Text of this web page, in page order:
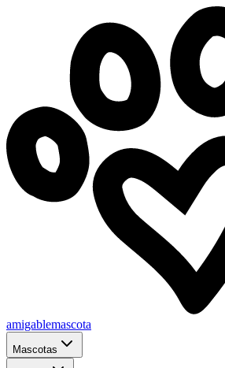
amigablemascota
Mascotas